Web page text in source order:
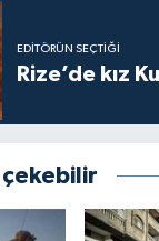
EDITÖRÜN SEÇTIĞI
Rize’de kız
çekebilir